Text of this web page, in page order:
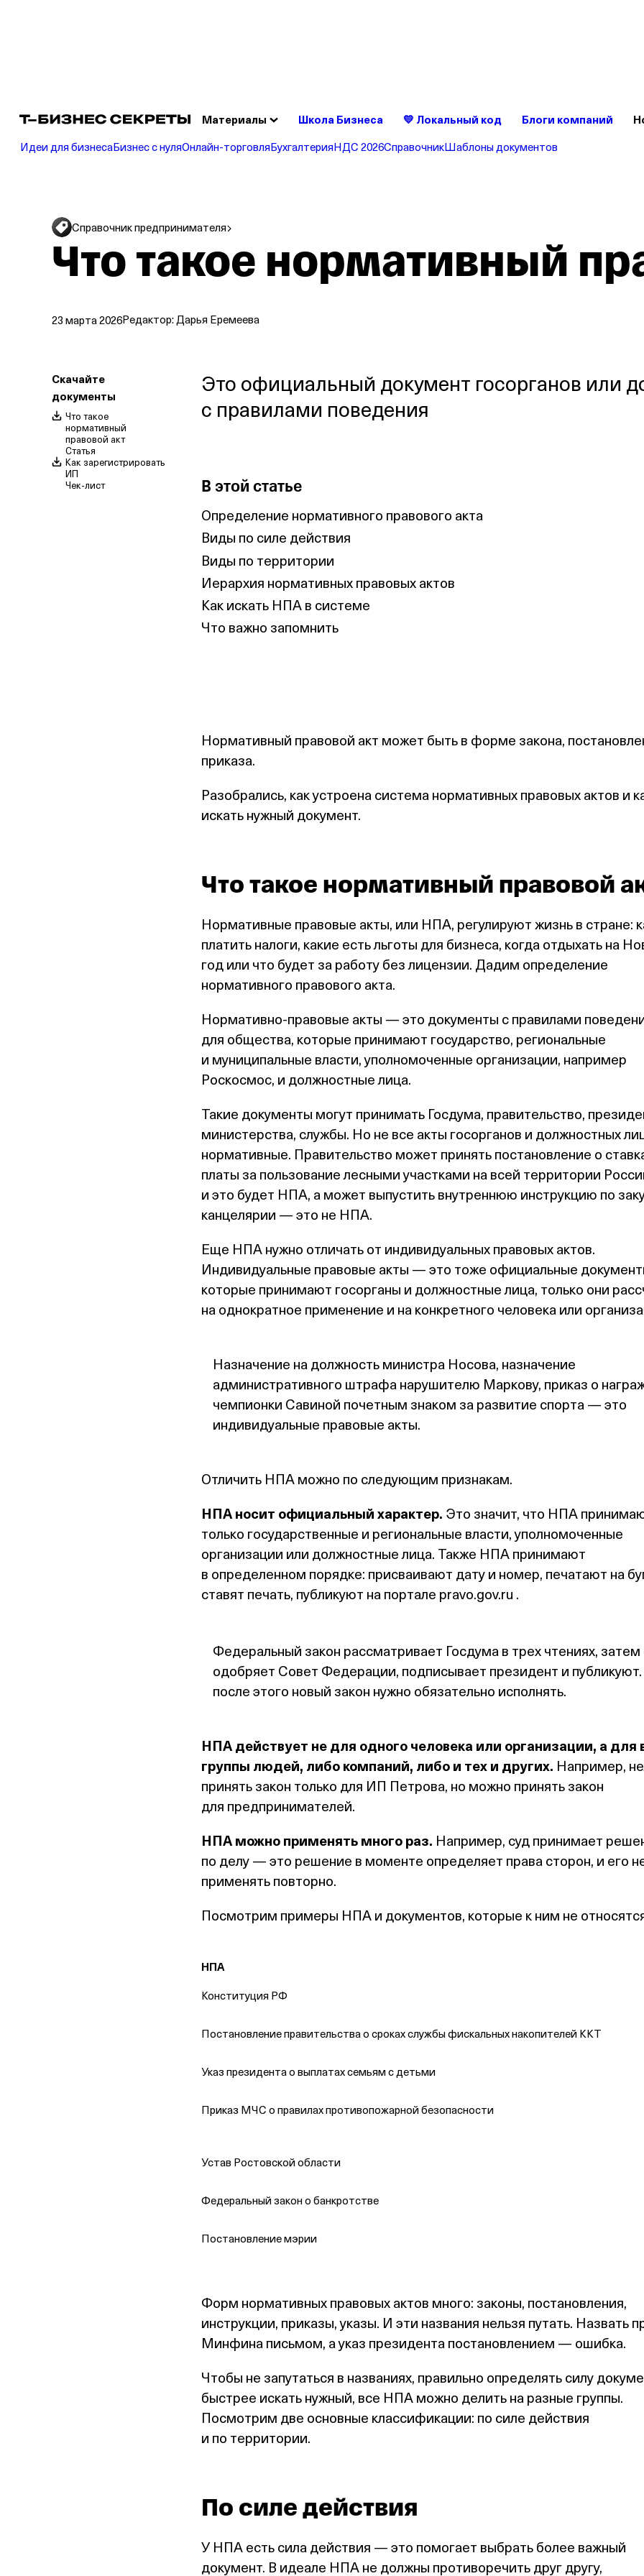
Материалы Школа Бизнеса 💛 Локальный код Блоги компаний
Идеи для бизнесаБизнес с нуляОнлайн‑торговляБухгалтерияНДС 2026СправочникШаблоны документов
Справочник предпринимателя
Что такое нормативный
23 марта 2026Редактор:Дарья Еремеева
Скачайте
документы
Что такое
нормативный
правовой акт
Статья
Как зарегистрировать
ИП
чек‑лист
Это официальный документ госорганов или
с правилами поведения
В этой статье
Определение нормативного правового акта
Виды по силе действия
Виды по территории
Иерархия нормативных правовых актов
Как искать НПА в системе
Что важно запомнить
Нормативный правовой акт может быть в форме закона,
приказа.
Разобрались, как устроена система нормативных правовых актов и
искать нужный документ.
Что такое нормативный правовой
Нормативные правовые акты, или НПА, регулируют жизнь в стране:
платить налоги, какие есть льготы для бизнеса, когда отдыхать на
год или что будет за работу без лицензии. Дадим определение
нормативного правового акта.
Нормативно‑правовые акты — это документы с правилами
для общества, которые принимают государство, региональные
и муниципальные власти, уполномоченные организации, например
Роскосмос, и должностные лица.
Такие документы могут принимать Госдума, правительство,
министерства, службы. Но не все акты госорганов и должностных
нормативные. Правительство может принять постановление о
платы за пользование лесными участками на всей территории
и это будет НПА, а может выпустить внутреннюю инструкцию по
канцелярии — это не НПА.
Еще НПА нужно отличать от индивидуальных правовых актов.
Индивидуальные правовые акты — это тоже официальные
которые принимают госорганы и должностные лица, только они
на однократное применение и на конкретного человека или
Назначение на должность министра Носова, назначение
административного штрафа нарушителю Маркову, приказ о
чемпионки Савиной почетным знаком за развитие спорта — это
индивидуальные правовые акты.
Отличить НПА можно по следующим признакам.
НПА носит официальный характер. Это значит, что НПА
только государственные и региональные власти, уполномоченные
организации или должностные лица. Также НПА принимают
в определенном порядке: присваивают дату и номер, печатают на
ставят печать, публикуют на портале pravo.gov.ru .
Федеральный закон рассматривает Госдума в трех чтениях, затем
одобряет Совет Федерации, подписывает президент и публикуют.
после этого новый закон нужно обязательно исполнять.
НПА действует не для одного человека или организации, а для
группы людей, либо компаний, либо и тех и других. Например,
принять закон только для ИП Петрова, но можно принять закон
для предпринимателей.
НПА можно применять много раз. Например, суд принимает
по делу — это решение в моменте определяет права сторон, и его
применять повторно.
Посмотрим примеры НПА и документов, которые к ним не
НПА
Конституция РФ
Постановление правительства о сроках службы фискальных накопителей ККТ
Указ президента о выплатах семьям с детьми
Приказ МЧС о правилах противопожарной безопасности
Устав Ростовской области
Федеральный закон о банкротстве
Постановление мэрии
Форм нормативных правовых актов много: законы, постановления,
инструкции, приказы, указы. И эти названия нельзя путать. Назвать
Минфина письмом, а указ президента постановлением — ошибка.
Чтобы не запутаться в названиях, правильно определять силу
быстрее искать нужный, все НПА можно делить на разные группы.
Посмотрим две основные классификации: по силе действия
и по территории.
По силе действия
У НПА есть сила действия — это помогает выбрать более важный
документ. В идеале НПА не должны противоречить друг другу,